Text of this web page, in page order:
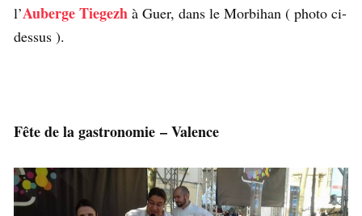
l’Auberge Tiegezh à Guer, dans le Morbihan ( photo ci-
dessus ).
Fête de la gastronomie – Valence